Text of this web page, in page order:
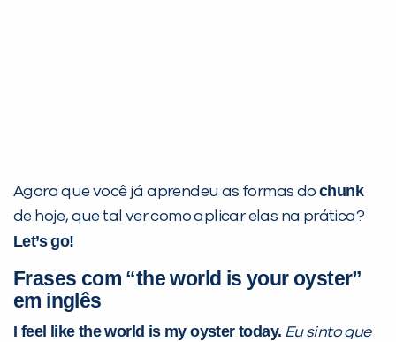
Agora que você já aprendeu as formas do chunk
de hoje, que tal ver como aplicar elas na prática?
Let’s go!
Frases com “the world is your oyster”
em inglês
I feel like the world is my oystertoday. Eu sintoque